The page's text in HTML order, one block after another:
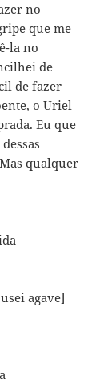
no
que me
la no
de
de fazer
o Uriel
Eu que
qualquer
agave]